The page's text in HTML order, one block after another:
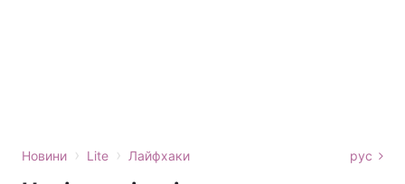
Новини › Lite › Лайфхаки рус